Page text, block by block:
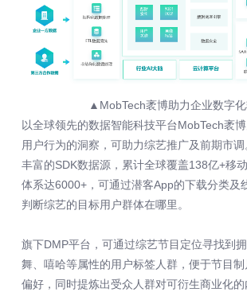
▲MobTech袤博助力企业数字
以全球领先的数据智能科技平台MobTech袤
用户行为的洞察，可助力综艺推广及前期市
丰富的SDK数据源，累计全球覆盖138亿+移
体系达6000+，可通过潜客App的下载分类及
判断综艺的目标用户群体在哪里。
旗下DMP平台，可通过综艺节目定位寻找到
舞、嘻哈等属性的用户标签人群，便于节目
偏好，同时提炼出受众人群对可衍生商业化